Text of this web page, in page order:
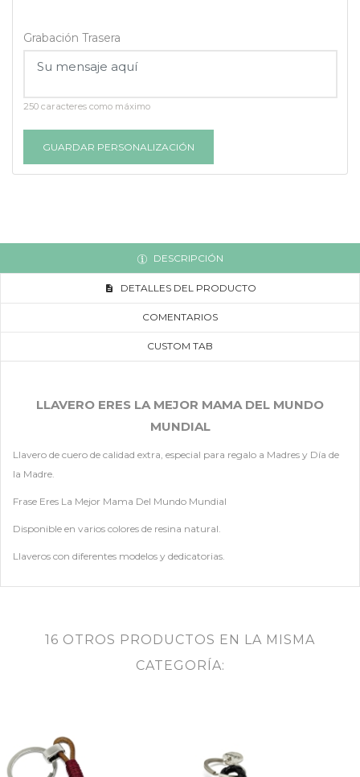
Grabación Trasera
250 caracteres como máximo
GUARDAR PERSONALIZACIÓN
DESCRIPCIÓN
DETALLES DEL PRODUCTO
COMENTARIOS
CUSTOM TAB
LLAVERO ERES LA MEJOR MAMA DEL MUNDO
MUNDIAL
Llavero de cuero de calidad extra, especial para regalo a Madres y Día de
la Madre.
Frase Eres La Mejor Mama Del Mundo Mundial
Disponible en varios colores de resina natural.
Llaveros con diferentes modelos y dedicatorias.
16 OTROS PRODUCTOS EN LA MISMA
CATEGORÍA: